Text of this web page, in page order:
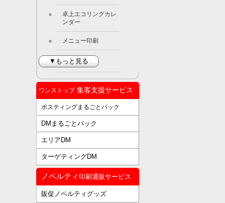
卓上エコリングカレ
ンダー
メニュー印刷
▼もっと見る
ワンストップ集客支援サービス
ポスティングまるごとパック
DMまるごとパック
エリアDM
ターゲティングDM
ノベルティ 印刷通販サービス
販促ノベルティグッズ